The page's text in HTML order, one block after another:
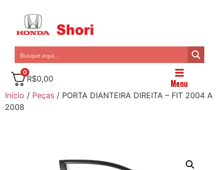
0
R$0,00 Menu
Início / Peças / PORTA DIANTEIRA DIREITA – FIT 2004 A
2008